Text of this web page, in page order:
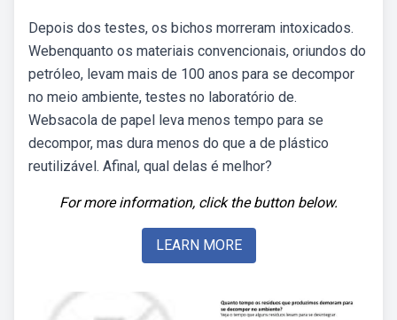
Depois dos testes, os bichos morreram intoxicados.
Webenquanto os materiais convencionais, oriundos do
petróleo, levam mais de 100 anos para se decompor
no meio ambiente, testes no laboratório de.
Websacola de papel leva menos tempo para se
decompor, mas dura menos do que a de plástico
reutilizável. Afinal, qual delas é melhor?
For more information, click the button below.
LEARN MORE